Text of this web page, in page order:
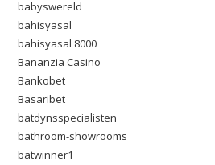
babyswereld
bahisyasal
bahisyasal 8000
Bananzia Casino
Bankobet
Basaribet
batdynsspecialisten
bathroom-showrooms
batwinner1